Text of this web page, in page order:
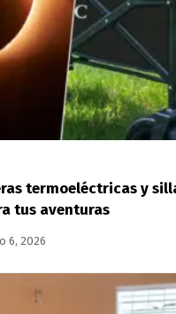
termoeléctricas y
tus aventuras
6, 2026